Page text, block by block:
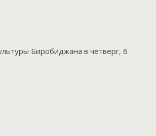
Биробиджана в четверг, 6